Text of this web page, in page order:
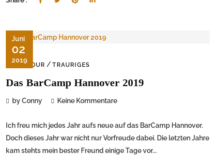
Juni
02
2019
ON TOUR /TRAURIGES
Das BarCamp Hannover 2019
by Conny Keine Kommentare
Ich freu mich jedes Jahr aufs neue auf das BarCamp Hannover.
Doch dieses Jahr war nicht nur Vorfreude dabei. Die letzten Jahre
kam stehts mein bester Freund einige Tage vor...